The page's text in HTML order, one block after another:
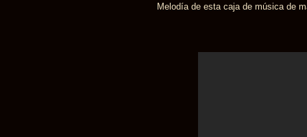
Melodía de esta caja de música de